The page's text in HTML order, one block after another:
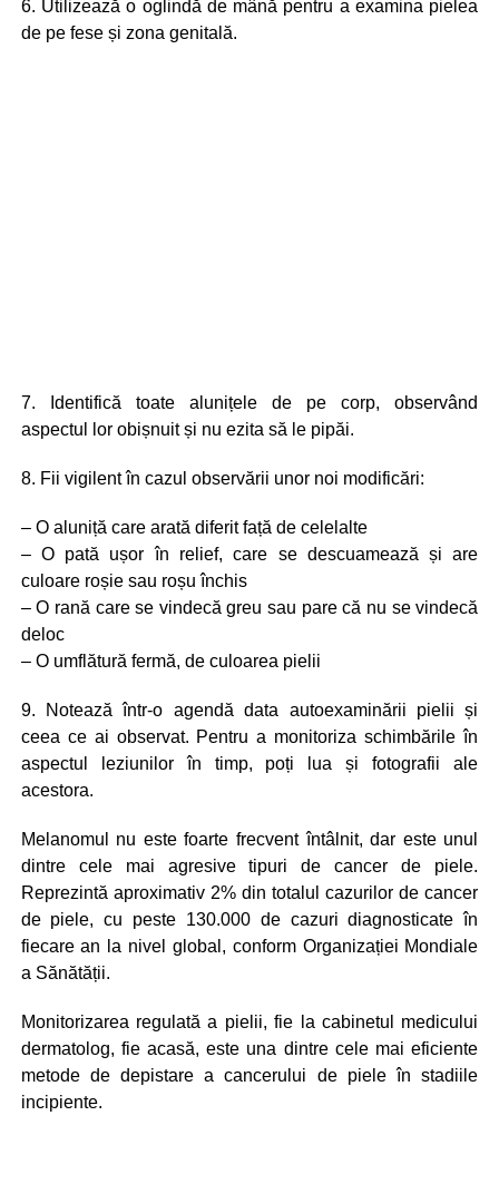
6. Utilizează o oglindă de mână pentru a examina pielea
de pe fese și zona genitală.
7. Identifică toate alunițele de pe corp, observând
aspectul lor obișnuit și nu ezita să le pipăi.
8. Fii vigilent în cazul observării unor noi modificări:
– O aluniță care arată diferit față de celelalte
– O pată ușor în relief, care se descuamează și are
culoare roșie sau roșu închis
– O rană care se vindecă greu sau pare că nu se vindecă
deloc
– O umflătură fermă, de culoarea pielii
9. Notează într-o agendă data autoexaminării pielii și
ceea ce ai observat. Pentru a monitoriza schimbările în
aspectul leziunilor în timp, poți lua și fotografii ale
acestora.
Melanomul nu este foarte frecvent întâlnit, dar este unul
dintre cele mai agresive tipuri de cancer de piele.
Reprezintă aproximativ 2% din totalul cazurilor de cancer
de piele, cu peste 130.000 de cazuri diagnosticate în
fiecare an la nivel global, conform Organizației Mondiale
a Sănătății.
Monitorizarea regulată a pielii, fie la cabinetul medicului
dermatolog, fie acasă, este una dintre cele mai eficiente
metode de depistare a cancerului de piele în stadiile
incipiente.